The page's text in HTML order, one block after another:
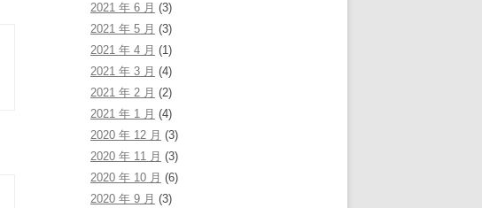
2021 年 6 月 (3)
2021 年 5 月 (3)
2021 年 4 月 (1)
2021 年 3 月 (4)
2021 年 2 月 (2)
2021 年 1 月 (4)
2020 年 12 月 (3)
2020 年 11 月 (3)
2020 年 10 月 (6)
2020 年 9 月 (3)